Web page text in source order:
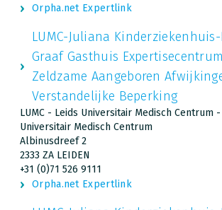
Orpha.net Expertlink
LUMC-Juliana
Graaf Gasthuis
Zeldzame Aangeboren
Verstandelijke Beperking
LUMC - Leids Universitair Medisch Centrum -
Universitair Medisch Centrum
Albinusdreef 2
2333 ZA LEIDEN
+31 (0)71 526 9111
Orpha.net Expertlink